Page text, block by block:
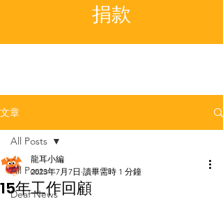
捐款
文章
All Posts
Deaf News
All Posts
15年工作回顧
龍耳小編
2023年7月7日 讀畢需時 1 分鐘